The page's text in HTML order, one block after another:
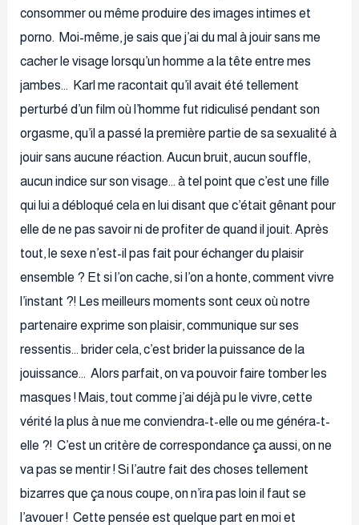
consommer ou même produire des images intimes et
porno. Moi-même, je sais que j’ai du mal à jouir sans me
cacher le visage lorsqu’un homme a la tête entre mes
jambes… Karl me racontait qu’il avait été tellement
perturbé d’un film où l’homme fut ridiculisé pendant son
orgasme, qu’il a passé la première partie de sa sexualité à
jouir sans aucune réaction. Aucun bruit, aucun souffle,
aucun indice sur son visage… à tel point que c’est une fille
qui lui a débloqué cela en lui disant que c’était gênant pour
elle de ne pas savoir ni de profiter de quand il jouit. Après
tout, le sexe n’est-il pas fait pour échanger du plaisir
ensemble ? Et si l’on cache, si l’on a honte, comment vivre
l’instant ?! Les meilleurs moments sont ceux où notre
partenaire exprime son plaisir, communique sur ses
ressentis… brider cela, c’est brider la puissance de la
jouissance… Alors parfait, on va pouvoir faire tomber les
masques ! Mais, tout comme j’ai déjà pu le vivre, cette
vérité la plus à nue me conviendra-t-elle ou me généra-t-
elle ?! C’est un critère de correspondance ça aussi, on ne
va pas se mentir ! Si l’autre fait des choses tellement
bizarres que ça nous coupe, on n’ira pas loin il faut se
l’avouer ! Cette pensée est quelque part en moi et